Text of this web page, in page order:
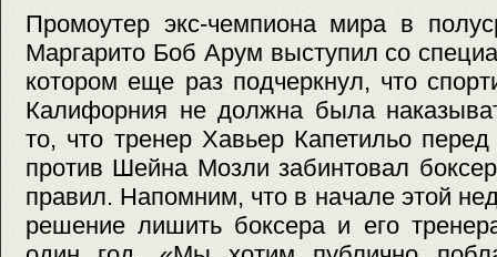
Промоутер экс-чемпиона мира в
Маргарито Боб Арум выступил со
котором еще раз подчеркнул, что
Калифорния не должна была
то, что тренер Хавьер Капетильо
против Шейна Мозли забинтовал
правил. Напомним, что в начале этой
решение лишить боксера и его